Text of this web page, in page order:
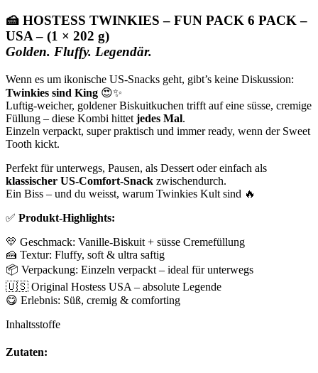
🍰 HOSTESS TWINKIES – FUN PACK 6 PACK –
USA – (1 × 202 g)
Golden. Fluffy. Legendär.
Wenn es um ikonische US-Snacks geht, gibt’s keine Diskussion:
Twinkies sind King 😍✨
Luftig-weicher, goldener Biskuitkuchen trifft auf eine süsse, cremige
Füllung – diese Kombi hittet jedes Mal.
Einzeln verpackt, super praktisch und immer ready, wenn der Sweet
Tooth kickt.
Perfekt für unterwegs, Pausen, als Dessert oder einfach als
klassischer US-Comfort-Snack zwischendurch.
Ein Biss – und du weisst, warum Twinkies Kult sind 🔥
✅ Produkt-Highlights:
💛 Geschmack: Vanille-Biskuit + süsse Cremefüllung
🍰 Textur: Fluffy, soft & ultra saftig
📦 Verpackung: Einzeln verpackt – ideal für unterwegs
🇺🇸 Original Hostess USA – absolute Legende
😋 Erlebnis: Süß, cremig & comforting
Inhaltsstoffe
Zutaten: